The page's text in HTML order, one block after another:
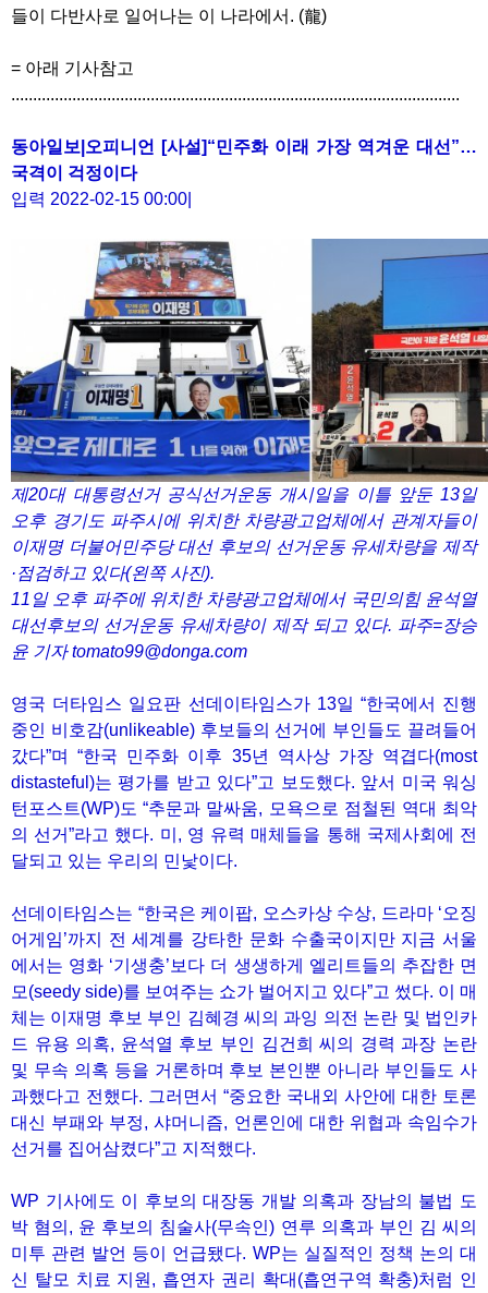
들이 다반사로 일어나는 이 나라에서. (龍)
= 아래 기사참고
.......................................................................................................
동아일보|오피니언 [사설]“민주화 이래 가장 역겨운 대선”…
국격이 걱정이다
입력 2022-02-15 00:00|
제20대 대통령선거 공식선거운동 개시일을 이틀 앞둔 13일
오후 경기도 파주시에 위치한 차량광고업체에서 관계자들이
이재명 더불어민주당 대선 후보의 선거운동 유세차량을 제작
·점검하고 있다(왼쪽 사진).
11일 오후 파주에 위치한 차량광고업체에서 국민의힘 윤석열
대선후보의 선거운동 유세차량이 제작 되고 있다. 파주=장승
윤 기자 tomato99@donga.com
영국 더타임스 일요판 선데이타임스가 13일 “한국에서 진행
중인 비호감(unlikeable) 후보들의 선거에 부인들도 끌려들어
갔다”며 “한국 민주화 이후 35년 역사상 가장 역겹다(most
distasteful)는 평가를 받고 있다”고 보도했다. 앞서 미국 워싱
턴포스트(WP)도 “추문과 말싸움, 모욕으로 점철된 역대 최악
의 선거”라고 했다. 미, 영 유력 매체들을 통해 국제사회에 전
달되고 있는 우리의 민낯이다.
선데이타임스는 “한국은 케이팝, 오스카상 수상, 드라마 ‘오징
어게임’까지 전 세계를 강타한 문화 수출국이지만 지금 서울
에서는 영화 ‘기생충’보다 더 생생하게 엘리트들의 추잡한 면
모(seedy side)를 보여주는 쇼가 벌어지고 있다”고 썼다. 이 매
체는 이재명 후보 부인 김혜경 씨의 과잉 의전 논란 및 법인카
드 유용 의혹, 윤석열 후보 부인 김건희 씨의 경력 과장 논란
및 무속 의혹 등을 거론하며 후보 본인뿐 아니라 부인들도 사
과했다고 전했다. 그러면서 “중요한 국내외 사안에 대한 토론
대신 부패와 부정, 샤머니즘, 언론인에 대한 위협과 속임수가
선거를 집어삼켰다”고 지적했다.
WP 기사에도 이 후보의 대장동 개발 의혹과 장남의 불법 도
박 혐의, 윤 후보의 침술사(무속인) 연루 의혹과 부인 김 씨의
미투 관련 발언 등이 언급됐다. WP는 실질적인 정책 논의 대
신 탈모 치료 지원, 흡연자 권리 확대(흡연구역 확충)처럼 인